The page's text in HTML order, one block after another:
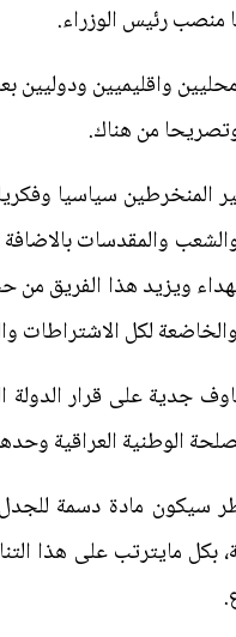
منصب رئيس الوزراء.
واقليميين ودوليين
من هناك.
المنخرطين سياسيا
والمقدسات بالاضافة
ويزيد هذا الفريق
لكل الاشتراطات
جدية على قرار الدولة
الوطنية العراقية
سيكون مادة دسمة
بكل مايترتب على هذا